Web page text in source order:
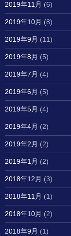
2019年11月 (6)
2019年10月 (8)
2019年9月 (11)
2019年8月 (5)
2019年7月 (4)
2019年6月 (5)
2019年5月 (4)
2019年4月 (2)
2019年2月 (2)
2019年1月 (2)
2018年12月 (3)
2018年11月 (1)
2018年10月 (2)
2018年9月 (1)